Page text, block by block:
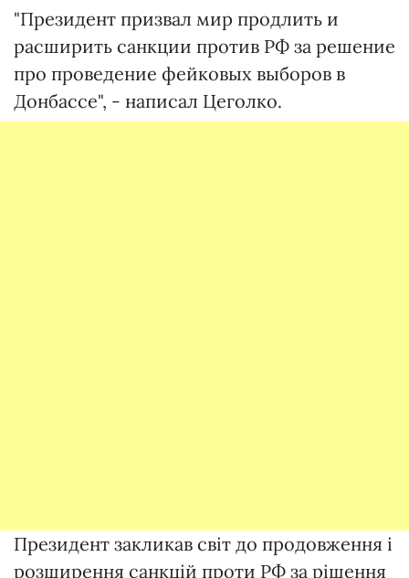
"Президент призвал мир продлить и
расширить санкции против РФ за решение
про проведение фейковых выборов в
Донбассе", - написал Цеголко.
Президент закликав світ до продовження і
розширення санкцій проти РФ за рішення